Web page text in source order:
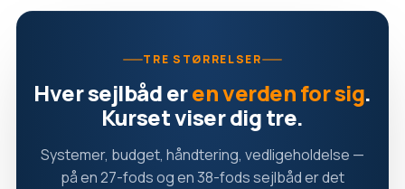
TRE STØRRELSER
Hver sejlbåd eren verden for sig.
Kurset viser dig tre.
Systemer, budget, håndtering, vedligeholdelse —
på en 27-fods og en 38-fods sejlbåd er det